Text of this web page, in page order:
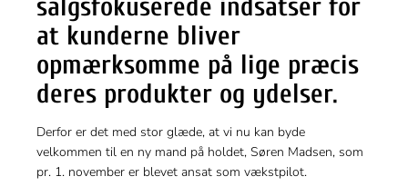
salgsfokuserede indsatser for
at kunderne bliver
opmærksomme på lige præcis
deres produkter og ydelser.
Derfor er det med stor glæde, at vi nu kan byde
velkommen til en ny mand på holdet, Søren Madsen, som
pr. 1. november er blevet ansat som vækstpilot.